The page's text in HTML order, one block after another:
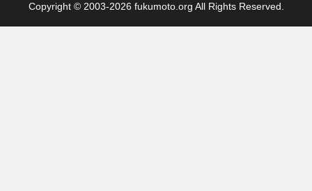
Copyright © 2003-2026 fukumoto.org All Rights Reserved.